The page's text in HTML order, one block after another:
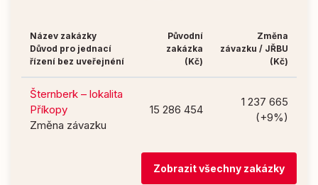
Název zakázky
Důvod pro jednací
řízení bez uveřejnéní
Původní
zakázka
(Kč)
Změna
závazku / JŘBU
(Kč)
Šternberk – lokalita
Příkopy
Změna závazku
15 286 454
1 237 665
(+9%)
Zobrazit všechny zakázky